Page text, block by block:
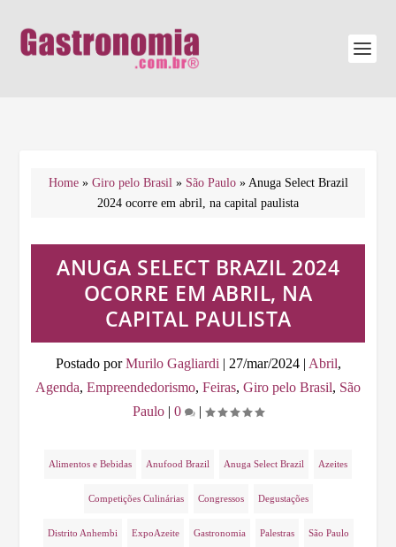
Home» Giro pelo Brasil» São Paulo» Anuga Select Brazil
2024 ocorre em abril, na capital paulista
ANUGA SELECT BRAZIL 2024
OCORRE EM ABRIL, NA
CAPITAL PAULISTA
Postado porMurilo Gagliardi | 27/mar/2024| Abril,
Agenda, Empreendedorismo, Feiras, Giro pelo Brasil, São
Paulo | 0 |
Alimentos e Bebidas Anufood Brazil Anuga Select Brazil Azeites
Competições Culinárias Congressos Degustações
Distrito Anhembi ExpoAzeite Gastronomia Palestras São Paulo